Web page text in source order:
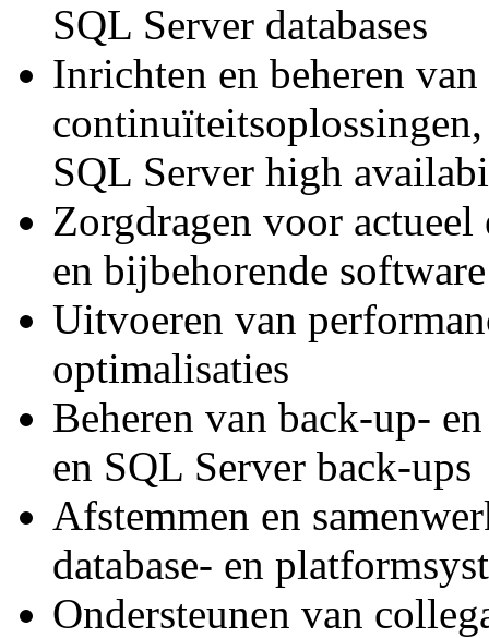
SQL Server databases
Inrichten en beheren
SQL Server high
Zorgdragen voor actueel
en bijbehorende software
Uitvoeren van
optimalisaties
Beheren van back-up-
en SQL Server back-ups
Afstemmen en
database- en
Ondersteunen van